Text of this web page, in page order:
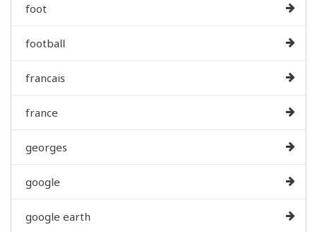
foot
football
francais
france
georges
google
google earth